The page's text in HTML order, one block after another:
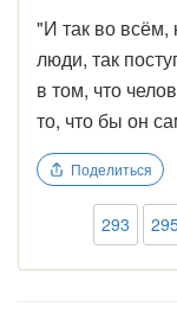
"И так во всём,
люди, так
в том, что
то, что бы он
Поделиться
293